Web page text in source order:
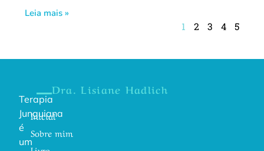
Leia mais »
1 2 3 4 5
Terapia
Junguiana
é
um
Dra. Lisiane Hadlich
Inicial
Sobre mim